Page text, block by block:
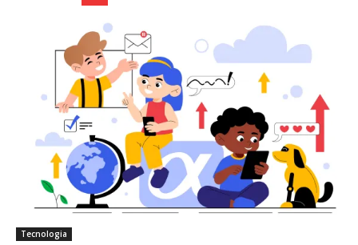
Tecnologia